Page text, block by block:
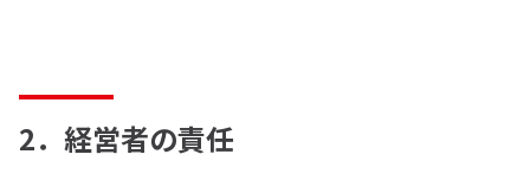
2．経営者の責任